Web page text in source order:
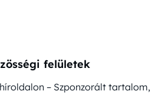
felületek
– Szponzorált tartalom,